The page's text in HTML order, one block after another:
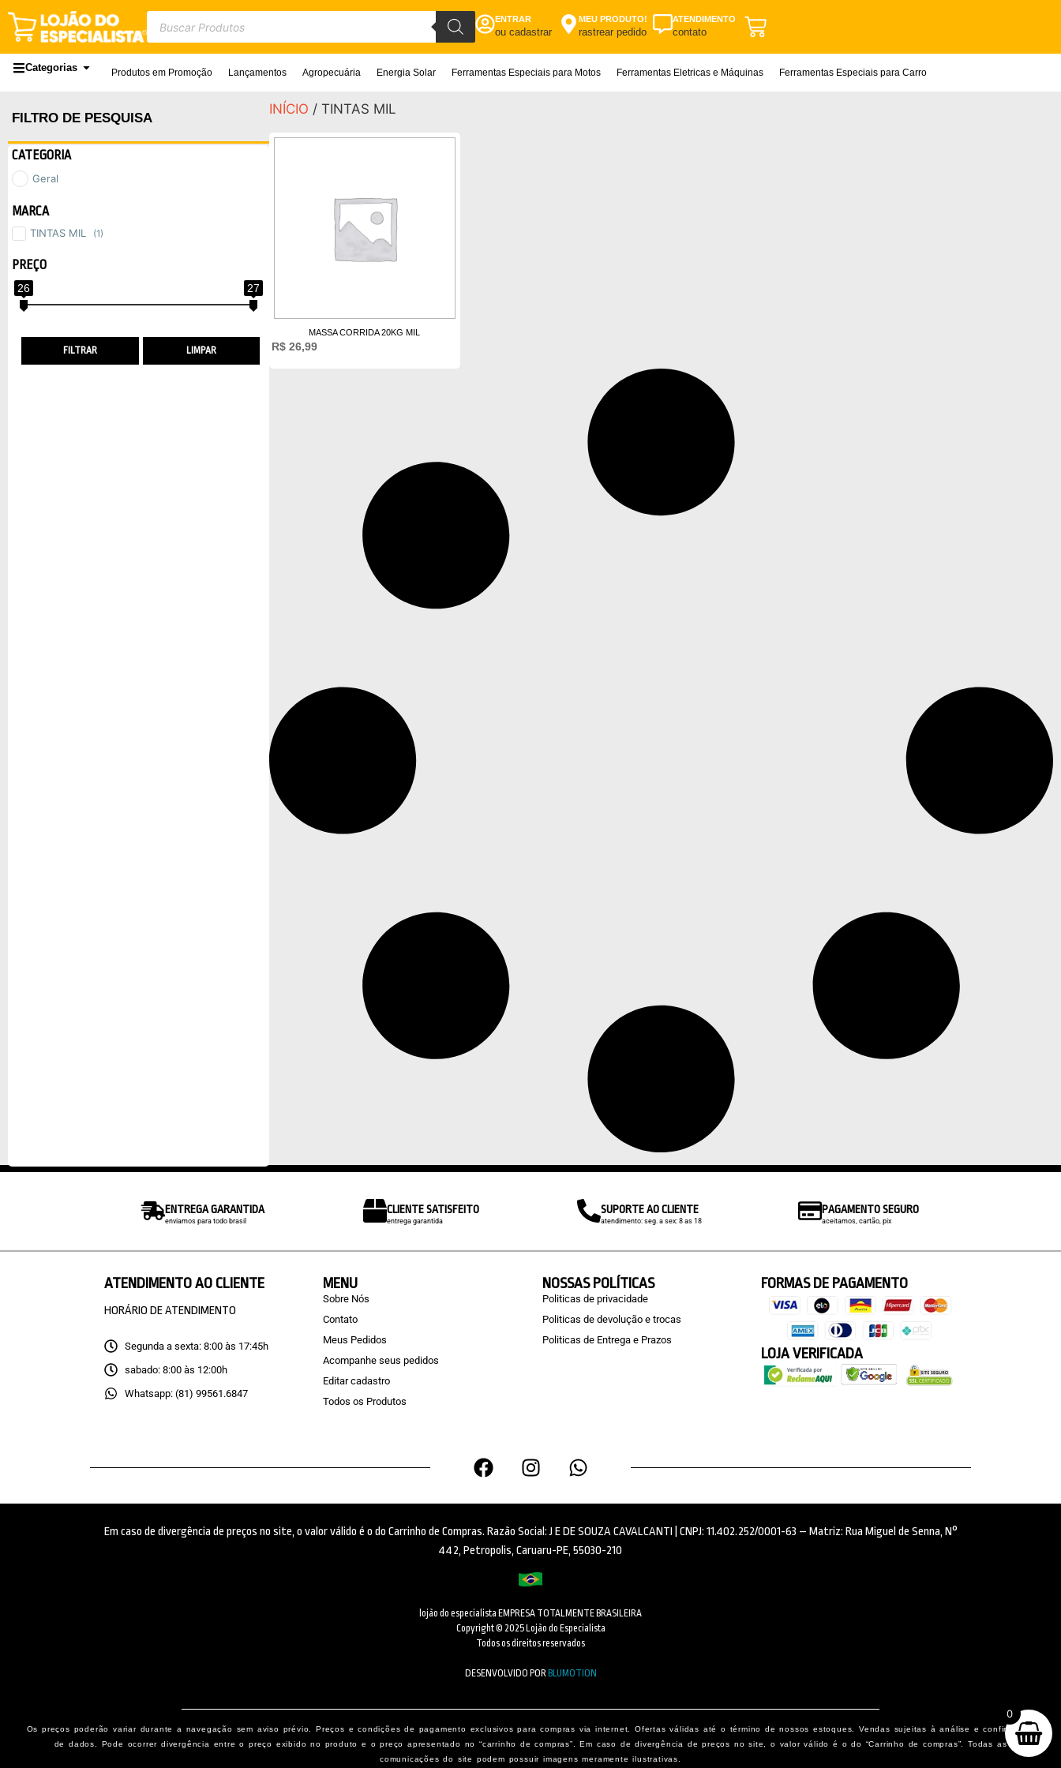
ENTRAR
ou cadastrar
MEU PRODUTO!
rastrear pedido
ATENDIMENTO
contato
Categorias Produtos em Promoção Lançamentos Agropecuária Energia Solar Ferramentas Especiais para Motos Ferramentas Eletricas e Máquinas Ferramentas Especiais para Carro
FILTRO DE PESQUISA
CATEGORIA
Geral
MARCA
TINTAS MIL (1)
PREÇO
26 27
FILTRAR LIMPAR
INÍCIO / TINTAS MIL
MASSA CORRIDA 20KG MIL
R$ 26,99
ENTREGA GARANTIDA
enviamos para todo brasil
CLIENTE SATISFEITO
entrega garantida
SUPORTE AO CLIENTE
atendimento: seg. a sex: 8 as 18
PAGAMENTO SEGURO
aceitamos, cartão, pix
ATENDIMENTO AO CLIENTE
HORÁRIO DE ATENDIMENTO
Segunda a sexta: 8:00 às 17:45h
sabado: 8:00 às 12:00h
Whatsapp: (81) 99561.6847
MENU
Sobre Nós
Contato
Meus Pedidos
Acompanhe seus pedidos
Editar cadastro
Todos os Produtos
NOSSAS POLÍTICAS
Politicas de privacidade
Politicas de devolução e trocas
Politicas de Entrega e Prazos
FORMAS DE PAGAMENTO
LOJA VERIFICADA
Em caso de divergência de preços no site, o valor válido é o do Carrinho de Compras. Razão Social: J E DE SOUZA CAVALCANTI | CNPJ: 11.402.252/0001-63 – Matriz: Rua Miguel de Senna, N°
442, Petropolis, Caruaru-PE, 55030-210
lojão do especialista EMPRESA TOTALMENTE BRASILEIRA
Copyright © 2025 Lojão do Especialista
Todos os direitos reservados
DESENVOLVIDO POR BLUMOTION
Os preços poderão variar durante a navegação sem aviso prévio. Preços e condições de pagamento exclusivos para compras via internet. Ofertas válidas até o término de nossos estoques. Vendas sujeitas à análise e confirmação
de dados. Pode ocorrer divergência entre o preço exibido no produto e o preço apresentado no “carrinho de compras”. Em caso de divergência de preços no site, o valor válido é o do “Carrinho de compras”. Todas as
comunicações do site podem possuir imagens meramente ilustrativas.
0